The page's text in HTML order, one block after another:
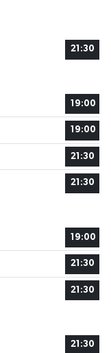
21:30
19:00
19:00
21:30
21:30
19:00
21:30
21:30
21:30